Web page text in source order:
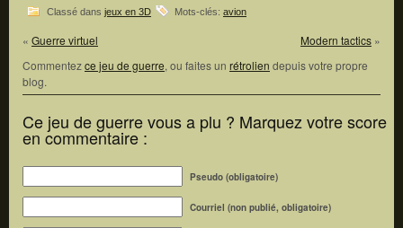
Classé dans jeux en 3D Mots-clés: avion
« Guerre virtuel Modern tactics »
Commentezce jeu de guerre, ou faites un rétrolien depuis votre propre
blog.
Ce jeu de guerre vous a plu ? Marquez votre score
en commentaire :
Pseudo (obligatoire)
Courriel (non publié, obligatoire)